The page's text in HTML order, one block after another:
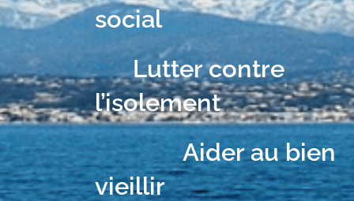
social
Lutter contre
l’isolement
Aider au bien
vieillir